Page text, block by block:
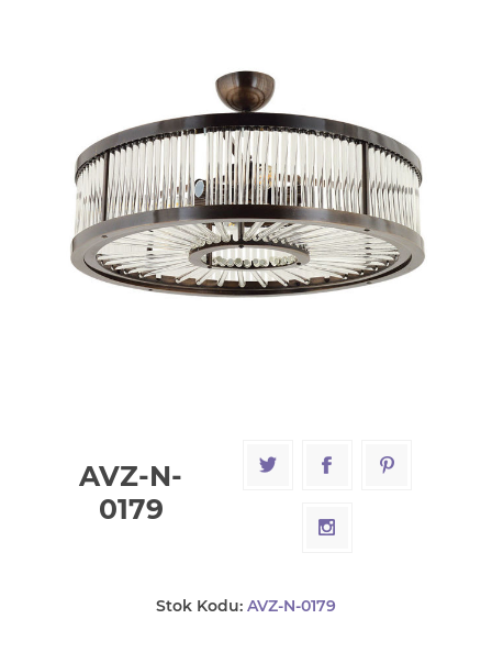
AVZ-N-
0179
Stok Kodu: AVZ-N-0179